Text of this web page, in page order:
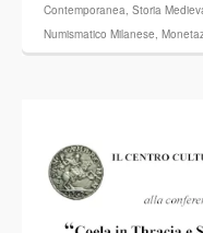
Contemporanea Storia
Numismatico Milanese